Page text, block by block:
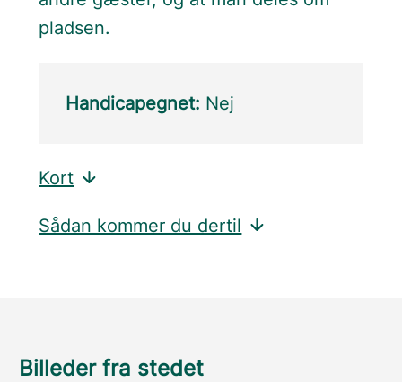
pladsen.
Handicapegnet: Nej
Kort
Sådan kommer du dertil
Billeder fra stedet